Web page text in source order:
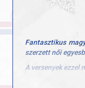
Fantasztikus
szerzett női
A versenyek ezzel